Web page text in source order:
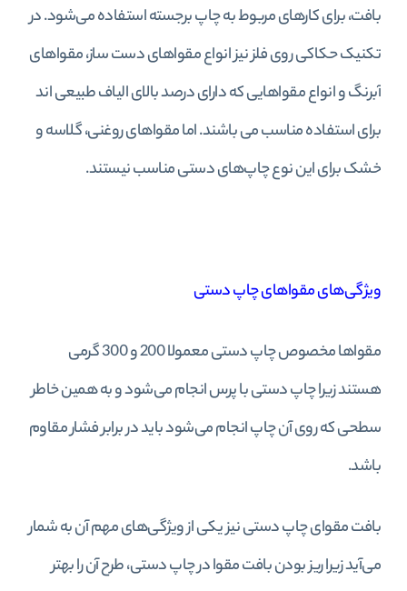
بافت، برای کارهای مربوط به چاپ برجسته استفاده می‌شود. در
تکنیک حکاکی روی فلز نیز انواع مقواهای دست ساز، مقواهای
آبرنگ و انواع مقواهایی که دارای درصد بالای الیاف طبیعی اند
برای استفاده مناسب می باشند. اما مقواهای روغنی، گلاسه و
خشک برای این نوع چاپ‌های دستی مناسب نیستند.
ویژگی‌های مقواهای چاپ دستی
مقواها مخصوص چاپ دستی معمولا 200 و 300 گرمی
هستند زیرا چاپ دستی با پرس انجام می‌شود و به همین خاطر
سطحی که روی آن چاپ انجام می‌شود باید در برابر فشار مقاوم
باشد.
بافت مقوای چاپ دستی نیز یکی از ویژگی‌های مهم آن به شمار
می‌آید زیرا ریز بودن بافت مقوا در چاپ دستی، طرح آن را بهتر